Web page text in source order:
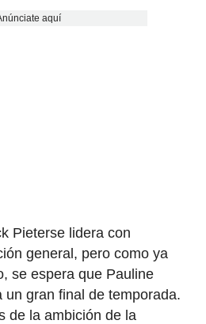
aquí
Pieterse lidera con
general, pero como ya
se espera que Pauline
un gran final de temporada.
de la ambición de la